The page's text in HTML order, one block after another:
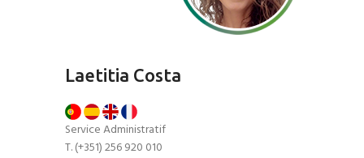
Laetitia Costa
Service Administratif
T. (+351) 256 920 010